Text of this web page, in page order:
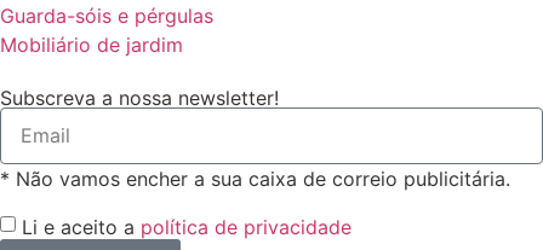
Guarda-sóis e pérgulas
Mobiliário de jardim
Subscreva a nossa newsletter!
* Não vamos encher a sua caixa de correio publicitária.
Li e aceito a política de privacidade